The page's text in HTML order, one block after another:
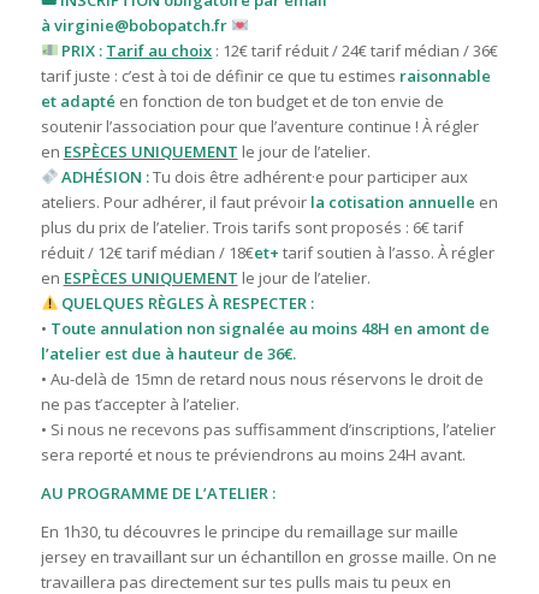
à virginie@bobopatch.fr
PRIX : Tarif au choix : 12€ tarif réduit / 24€ tarif médian / 36€
tarif juste : c’est à toi de définir ce que tu estimes raisonnable
et adapté en fonction de ton budget et de ton envie de
soutenir l’association pour que l’aventure continue ! À régler
en ESPÈCES UNIQUEMENT le jour de l’atelier.
ADHÉSION :Tu dois être adhérent·e pour participer aux
ateliers. Pour adhérer, il faut prévoir la cotisation annuelle en
plus du prix de l’atelier. Trois tarifs sont proposés : 6€ tarif
réduit / 12€ tarif médian / 18€et+ tarifsoutien à l’asso. À régler
en ESPÈCES UNIQUEMENT le jour de l’atelier.
QUELQUES RÈGLES À RESPECTER :
• Toute annulation non signalée au moins 48H en amont de
l’atelier est due à hauteur de 36€.
• Au-delà de 15mn de retard nous nous réservons le droit de
ne pas t’accepter à l’atelier.
• Si nous ne recevons pas suffisamment d’inscriptions, l’atelier
sera reporté et nous te préviendrons au moins 24H avant.
AU PROGRAMME DE L’ATELIER :
En 1h30, tu découvres le principe du remaillage sur maille
jersey en travaillant sur un échantillon en grosse maille. On ne
travaillera pas directement sur tes pulls mais tu peux en